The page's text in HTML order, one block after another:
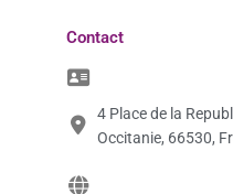
Contact
4 Place de la
Occitanie, 66530,